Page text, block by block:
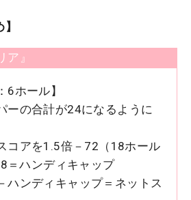
』
6ホール】
ーの合計が24になるように
コアを1.5倍－72（18ホール
＝ハンディキャップ
ハンディキャップ＝ネットス